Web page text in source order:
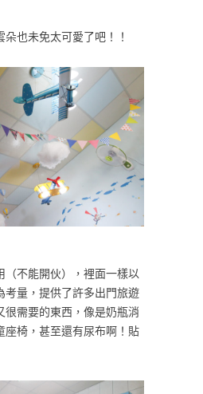
也未免太可愛了吧！！
（不能開伙），裡面一樣以
考量，提供了許多出門旅遊
很需要的東西，像是奶瓶消
座椅，甚至還有尿布啊！貼